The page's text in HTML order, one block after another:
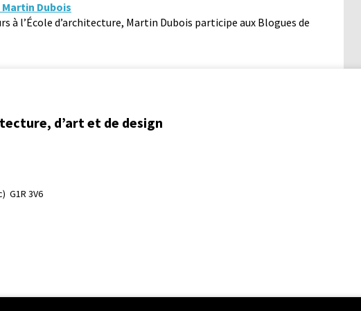
Dubois
à l’École d’architecture, Martin Dubois participe aux Blogues de
d’art et de design
G1R 3V6